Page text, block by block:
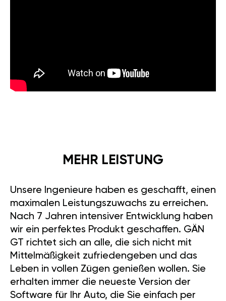
MEHR LEISTUNG
Unsere Ingenieure haben es geschafft, einen
maximalen Leistungszuwachs zu erreichen.
Nach 7 Jahren intensiver Entwicklung haben
wir ein perfektes Produkt geschaffen. GÄN
GT richtet sich an alle, die sich nicht mit
Mittelmäßigkeit zufriedengeben und das
Leben in vollen Zügen genießen wollen. Sie
erhalten immer die neueste Version der
Software für Ihr Auto, die Sie einfach per